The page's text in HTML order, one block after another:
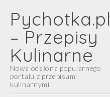
Pychotka.pl
– Przepisy
Kulinarne
Nowa odsłona popularnego
portalu z przepisami
kulinarnymi